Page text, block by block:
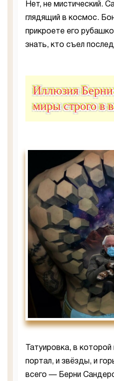
Нет, не мистический.
глядящий в космос.
прикроете его
знать, кто съел
Иллюзия
миры строго в
Татуировка, в
портал, и звёзды, и
всего — Берни